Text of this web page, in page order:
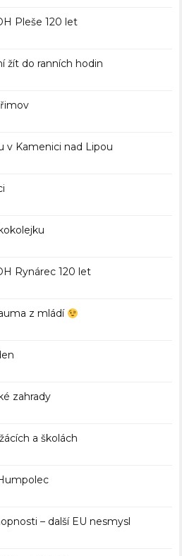
Pleše 120 let
žít do ranních hodin
v Kamenici nad Lipou
Rynárec 120 let
z mládí
zahrady
a školách
– další EU nesmysl